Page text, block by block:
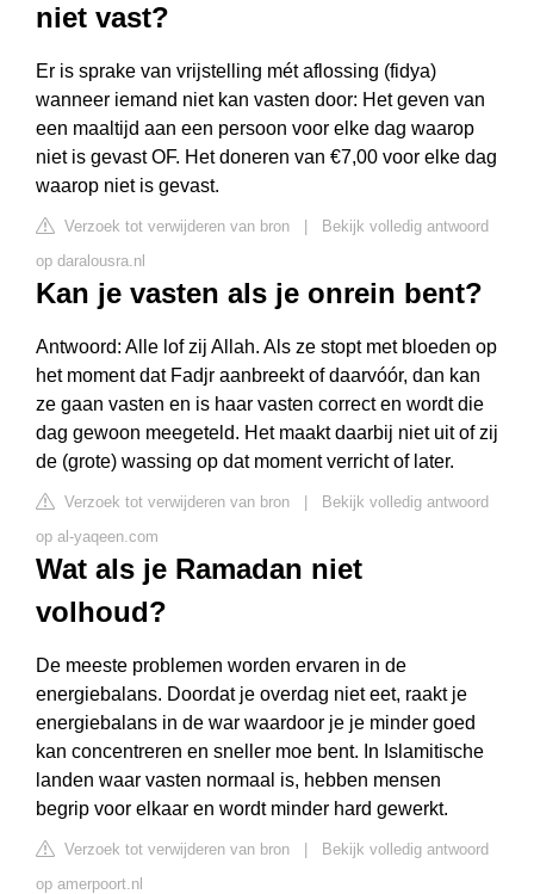
niet vast?
Er is sprake van vrijstelling mét aflossing (fidya)
wanneer iemand niet kan vasten door: Het geven van
een maaltijd aan een persoon voor elke dag waarop
niet is gevast OF. Het doneren van €7,00 voor elke dag
waarop niet is gevast.
Verzoek tot verwijderen van bron
Bekijk volledig antwoord
op daralousra.nl
Kan je vasten als je onrein bent?
Antwoord: Alle lof zij Allah. Als ze stopt met bloeden op
het moment dat Fadjr aanbreekt of daarvóór, dan kan
ze gaan vasten en is haar vasten correct en wordt die
dag gewoon meegeteld. Het maakt daarbij niet uit of zij
de (grote) wassing op dat moment verricht of later.
Verzoek tot verwijderen van bron
Bekijk volledig antwoord
op al-yaqeen.com
Wat als je Ramadan niet
volhoud?
De meeste problemen worden ervaren in de
energiebalans. Doordat je overdag niet eet, raakt je
energiebalans in de war waardoor je je minder goed
kan concentreren en sneller moe bent. In Islamitische
landen waar vasten normaal is, hebben mensen
begrip voor elkaar en wordt minder hard gewerkt.
Verzoek tot verwijderen van bron
Bekijk volledig antwoord
op amerpoort.nl